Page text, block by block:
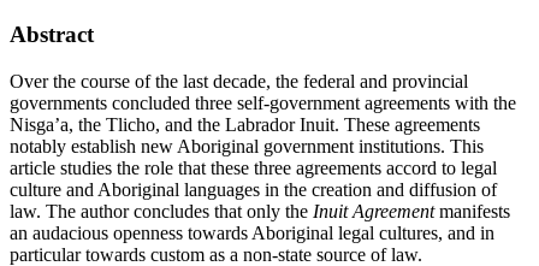
Abstract
Over the course of the last decade, the federal and provincial
governments concluded three self-government agreements with the
Nisga’a, the Tlicho, and the Labrador Inuit. These agreements
notably establish new Aboriginal government institutions. This
article studies the role that these three agreements accord to legal
culture and Aboriginal languages in the creation and diffusion of
law. The author concludes that only the Inuit Agreementmanifests
an audacious openness towards Aboriginal legal cultures, and in
particular towards custom as a non-state source of law.